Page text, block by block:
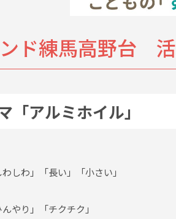
ド練馬高野台
「アルミホイル」
しわ」「長い」「小さい」
やり」「チクチク」